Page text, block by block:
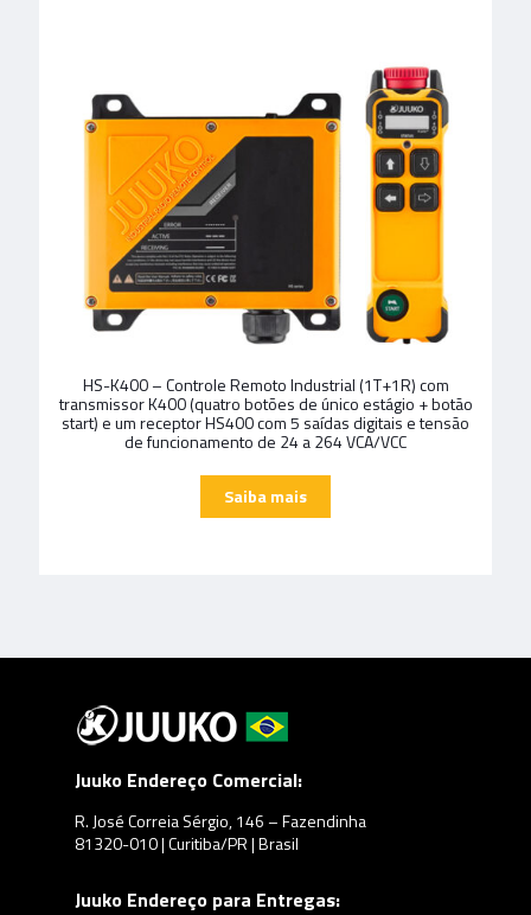
HS-K400 – Controle Remoto Industrial (1T+1R) com
transmissor K400 (quatro botões de único estágio + botão
start) e um receptor HS400 com 5 saídas digitais e tensão
de funcionamento de 24 a 264 VCA/VCC
Juuko Endereço Comercial:
R. José Correia Sérgio, 146 – Fazendinha
81320-010 | Curitiba/PR | Brasil
Juuko Endereço para Entregas: